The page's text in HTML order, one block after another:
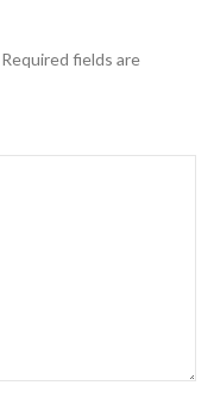
Required fields are